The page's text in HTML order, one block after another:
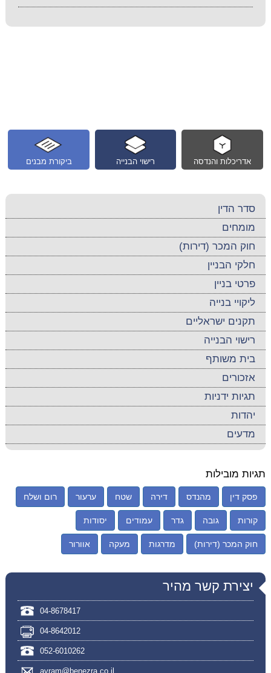
ביקורת מבנים רישוי הבנייה אדריכלות והנדסה
סדר הדין
מומחים
חוק המכר (דירות)
חלקי הבניין
פרטי בניין
ליקויי בנייה
תקנים ישראליים
רישוי הבנייה
בית משותף
אזכורים
תגיות ידניות
יהדות
מדעים
תגיות מובילות
פסק דין מהנדס דירה שטח ערעור רום ושלח
קורות גובה גדר עמודים יסודות
חוק המכר (דירות) מדרגות מעקה אוורור
יצירת קשר מהיר
04-8678417
04-8642012
052-6010262
avram@benezra.co.il